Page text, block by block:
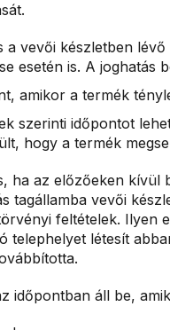
a vevői készletben
esetén is. A joghatás
amikor a termék
szerinti időpontot
hogy a termék
ha az előzőeken kívül
tagállamba vevői
feltételek. Ilyen
telephelyet létesít
időpontban áll be,